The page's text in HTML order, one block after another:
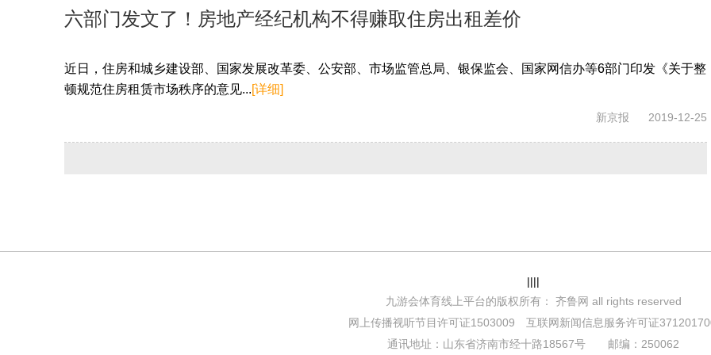
六部门发文了！房地产经纪机构不得赚取住房出租差价
近日，住房和城乡建设部、国家发展改革委、公安部、市场监管总局、银保监会、国家网信办等6部门印发《关于整
顿规范住房租赁市场秩序的意见...[详细]
新京报 2019-12-25
||||
九游会体育线上平台的版权所有： 齐鲁网 all rights reserved
网上传播视听节目许可证1503009 互联网新闻信息服务许可证
通讯地址：山东省济南市经十路18567号 邮编：250062